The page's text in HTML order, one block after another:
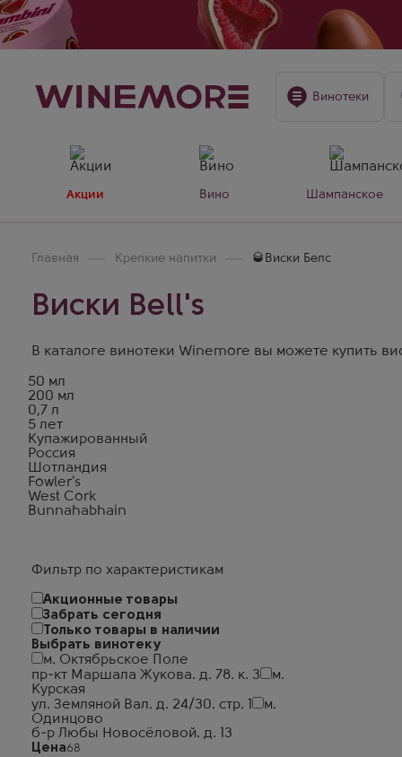
Винотеки
Акции Вино Шампанское
Главная Крепкие напитки 🥃Виски Белс
Виски Bell's
В каталоге винотеки Winemore вы можете купить
50 мл
200 мл
0,7 л
5 лет
Купажированный
Россия
Шотландия
Fowler's
West Cork
Bunnahabhain
Фильтр по характеристикам
Акционные товары
Забрать сегодня
Только товары в наличии
Выбрать винотеку
м. Октябрьское Поле
пр-кт Маршала Жукова. д. 78. к. 3
м.
Курская
ул. Земляной Вал. д. 24/30. стр. 1
м.
Одинцово
б-р Любы Новосёловой. д. 13
Цена